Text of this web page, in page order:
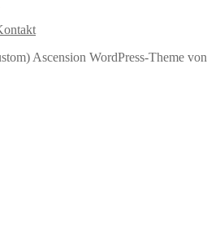
Ascension WordPress-Theme von